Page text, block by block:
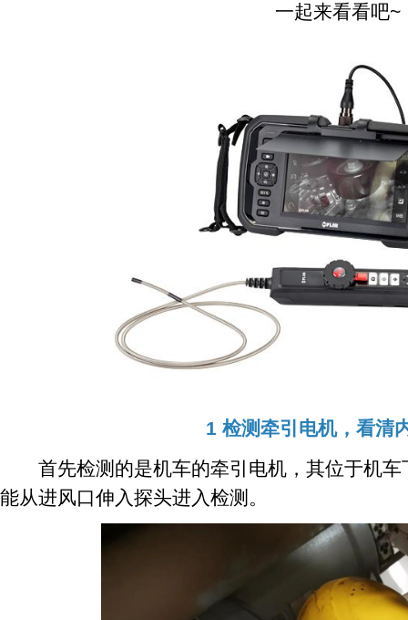
一起来看看吧~
1 检测牵引电机，看清
首先检测的是机车的牵引电机，其位于机车
能从进风口伸入探头进入检测。